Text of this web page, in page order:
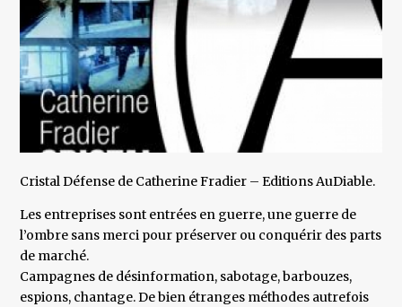
Cristal Défense de Catherine Fradier – Editions AuDiable.
Les entreprises sont entrées en guerre, une guerre de
l’ombre sans merci pour préserver ou conquérir des parts
de marché.
Campagnes de désinformation, sabotage, barbouzes,
espions, chantage. De bien étranges méthodes autrefois